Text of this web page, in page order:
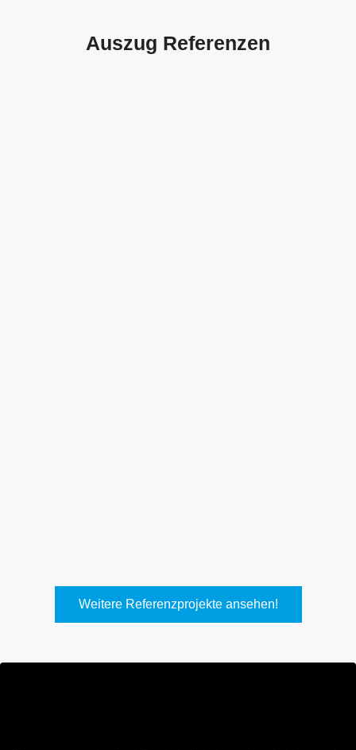
Auszug Referenzen
Weitere Referenzprojekte ansehen!